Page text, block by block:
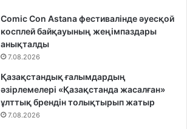
Comic Con Astana фестивалінде әуесқой
косплей байқауының жеңімпаздары
анықталды
7.08.2026
Қазақстандық ғалымдардың
әзірлемелері «Қазақстанда жасалған»
ұлттық брендін толықтырып жатыр
7.08.2026